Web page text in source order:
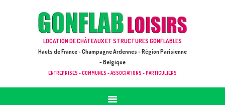
LOCATION DE CHÂTEAUX ET STRUCTURES GONFLABLES
Hauts de France - Champagne Ardennes - Région Parisienne
- Belgique
ENTREPRISES - COMMUNES - ASSOCIATIONS - PARTICULIERS
GONFLAB LOISIRS
ACCUEIL
JEUX À LOUER & PRESTATIONS
CATALOGUE / TARIF
DEMANDE DE DEVIS (SOUS 24H)